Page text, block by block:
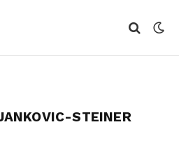
STEINER